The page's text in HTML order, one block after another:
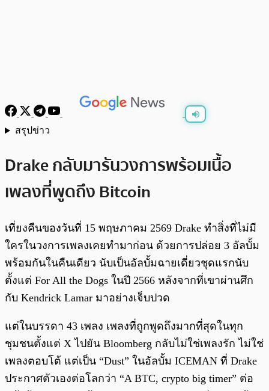
สรุปข่าว
Drake กลับมารันวงการพร้อมเนื้อ
เพลงที่พูดถึง Bitcoin
เที่ยงคืนของวันที่ 15 พฤษภาคม 2569 Drake ทำสิ่งที่ไม่มี
ใครในวงการเพลงเคยทำมาก่อน ด้วยการปล่อย 3 อัลบั้ม
พร้อมกันในคืนเดียว นับเป็นอัลบั้มฉายเดี่ยวชุดแรกนับ
ตั้งแต่ For All the Dogs ในปี 2566 หลังจากที่เขาผ่านศึก
กับ Kendrick Lamar มาอย่างเจ็บปวด
แต่ในบรรดา 43 เพลง เพลงที่ถูกพูดถึงมากที่สุดในทุก
ชุมชนตั้งแต่ X ไปยัน Bloomberg กลับไม่ใช่เพลงรัก ไม่ใช่
เพลงตอบโต้ แต่เป็น “Dust” ในอัลบั้ม ICEMAN ที่ Drake
ประกาศตัวเองต่อโลกว่า “A BTC, crypto big timer” ต่อ